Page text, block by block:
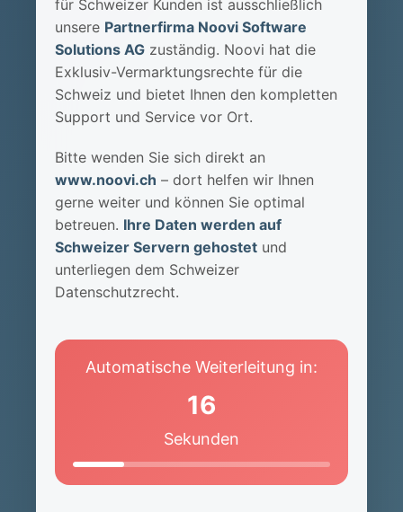
für Schweizer Kunden ist ausschließlich
unsere Partnerfirma Noovi Software
Solutions AG zuständig. Noovi hat die
Exklusiv-Vermarktungsrechte für die
Schweiz und bietet Ihnen den kompletten
Support und Service vor Ort.
Bitte wenden Sie sich direkt an
www.noovi.ch – dort helfen wir Ihnen
gerne weiter und können Sie optimal
betreuen. Ihre Daten werden auf
Schweizer Servern gehostet und
unterliegen dem Schweizer
Datenschutzrecht.
Automatische Weiterleitung in:
16
Sekunden